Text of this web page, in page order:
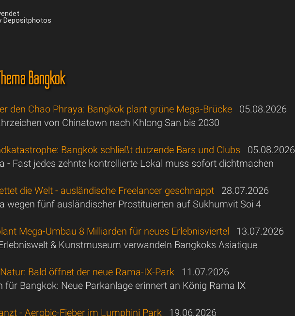
Depositphotos
Bangkok
den Chao Phraya: Bangkok plant grüne Mega-Brücke 05.08.2026
von Chinatown nach Khlong San bis 2030
Bangkok schließt dutzende Bars und Clubs 05.08.2026
- Fast jedes zehnte kontrollierte Lokal muss sofort dichtmachen
die Welt - ausländische Freelancer geschnappt 28.07.2026
wegen fünf ausländischer Prostituierten auf Sukhumvit Soi 4
Mega-Umbau 8 Milliarden für neues Erlebnisviertel 13.07.2026
& Kunstmuseum verwandeln Bangkoks Asiatique
Bald öffnet der neue Rama-IX-Park 11.07.2026
für Bangkok: Neue Parkanlage erinnert an König Rama IX
- Aerobic-Fieber im Lumphini Park 19.06.2026